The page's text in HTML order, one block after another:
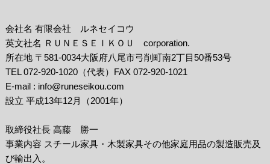
会社名 有限会社 ルネセイコウ
英文社名 ＲＵＮＥＳＥＩＫＯＵ corporation.
所在地 〒581-0034大阪府八尾市弓削町南2丁目50番53号
TEL 072-920-1020（代表）FAX 072-920-1021
E-mail : info@runeseikou.com
設立 平成13年12月（2001年）
取締役社長 高藤 勝一
事業内容 スチール家具・木製家具その他家庭用品の製造販売及
び輸出入。